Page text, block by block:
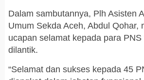
Dalam sambutannya, Plh Asisten
Umum Sekda Aceh, Abdul Qohar,
ucapan selamat kepada para PNS
dilantik.
“Selamat dan sukses kepada 45